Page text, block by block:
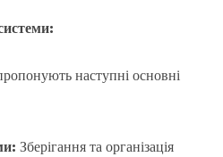
наступні основні
Зберігання та організація